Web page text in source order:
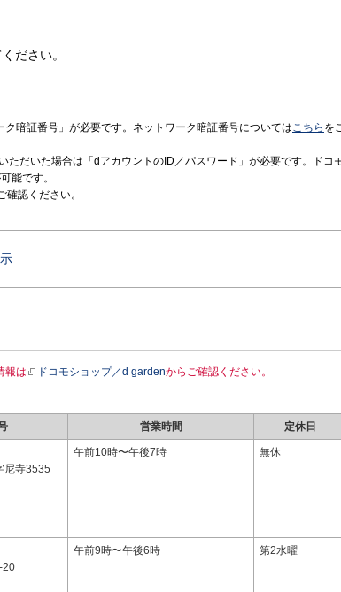
ださい。
暗証番号」が必要です。ネットワーク暗証番号についてはこちら を
ただいた場合は「dアカウントのID／パスワード」が必要です。ドコ
能です。
確認ください。
報は ドコモショップ／d gardenからご確認ください。
営業時間 定休日
尼寺3535
午前10時〜午後7時 無休
20
午前9時〜午後6時 第2水曜